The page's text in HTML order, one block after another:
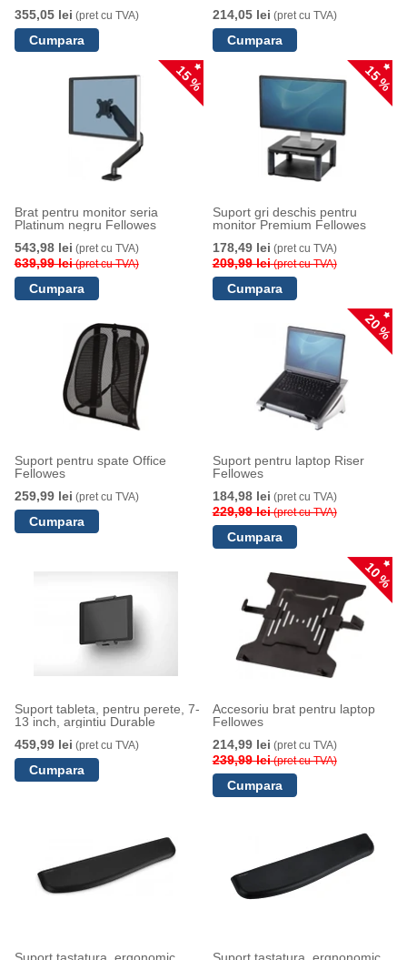
355,05 lei (pret cu TVA)
214,05 lei (pret cu TVA)
15 %
Brat pentru monitor seria
Platinum negru Fellowes
543,98 lei (pret cu TVA)
639,99 lei(pret cu TVA)
15 %
Suport gri deschis pentru
monitor Premium Fellowes
178,49 lei (pret cu TVA)
209,99 lei(pret cu TVA)
Suport pentru spate Office
Fellowes
259,99 lei (pret cu TVA)
20 %
Suport pentru laptop Riser
Fellowes
184,98 lei (pret cu TVA)
229,99 lei(pret cu TVA)
Suport tableta, pentru perete, 7-
13 inch, argintiu Durable
459,99 lei (pret cu TVA)
10 %
Accesoriu brat pentru laptop
Fellowes
214,99 lei (pret cu TVA)
239,99 lei(pret cu TVA)